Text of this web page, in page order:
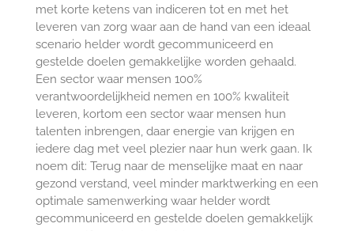
met korte ketens van indiceren tot en met het
leveren van zorg waar aan de hand van een ideaal
scenario helder wordt gecommuniceerd en
gestelde doelen gemakkelijke worden gehaald.
Een sector waar mensen 100%
verantwoordelijkheid nemen en 100% kwaliteit
leveren, kortom een sector waar mensen hun
talenten inbrengen, daar energie van krijgen en
iedere dag met veel plezier naar hun werk gaan. Ik
noem dit: Terug naar de menselijke maat en naar
gezond verstand, veel minder marktwerking en een
optimale samenwerking waar helder wordt
gecommuniceerd en gestelde doelen gemakkelijk